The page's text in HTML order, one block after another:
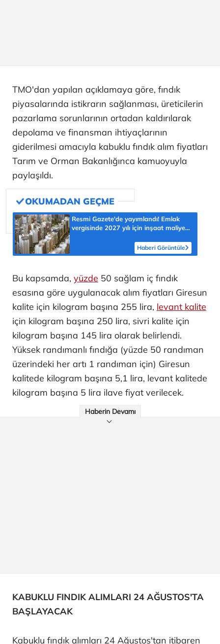
TMO'dan yapılan açıklamaya göre, fındık
piyasalarında istikrarın sağlanması, üreticilerin
pazarlama sorunlarının ortadan kaldırılarak
depolama ve finansman ihtiyaçlarının
giderilmesi amacıyla kabuklu fındık alım fiyatları
Tarım ve Orman Bakanlığınca kamuoyuyla
paylaşıldı.
Resmi Gazete'de yayımlandı! Emlak
vergisinde 2027 yılı için inşaat maliyet
Haberi Görüntüle
Bu kapsamda, yüzde 50 sağlam iç fındık
esasına göre uygulanacak alım fiyatları Giresun
kalite için kilogram başına 255 lira, levant kalite
için kilogram başına 250 lira, sivri kalite için
kilogram başına 145 lira olarak belirlendi.
Yüksek randımanlı fındığa (yüzde 50 randıman
üzerindeki her artı 1 randıman için) Giresun
kalitede kilogram başına 5,1 lira, levant kalitede
kilogram başına 5 lira ilave fiyat verilecek.
Haberin Devamı
KABUKLU FINDIK ALIMLARI 24 AĞUSTOS'TA
BAŞLAYACAK
Kabuklu fındık alımları 24 Ağustos'tan itibaren